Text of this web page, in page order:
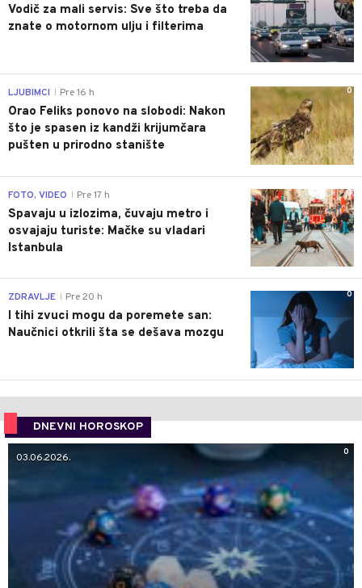
Vodič za mali servis: Sve što treba da
znate o motornom ulju i filterima
0
LJUBIMCI Pre 16 h
Orao Feliks ponovo na slobodi: Nakon
što je spasen iz kandži krijumčara
pušten u prirodno stanište
0
FOTO, VIDEO Pre 17 h
Spavaju u izlozima, čuvaju metro i
osvajaju turiste: Mačke su vladari
Istanbula
0
ZDRAVLJE Pre 20 h
I tihi zvuci mogu da poremete san:
Naučnici otkrili šta se dešava mozgu
DNEVNI HOROSKOP
0
03.06.2026.